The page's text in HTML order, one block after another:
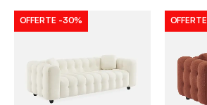
OFFERTE -30% OFFERTE